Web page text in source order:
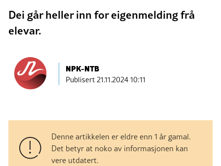
Dei går heller inn for eigenmelding frå
elevar.
NPK-NTB
Publisert21.11.2024 10:11
Denne artikkelen er eldre enn 1 år gamal.
Det betyr at noko av informasjonen kan
vere utdatert.